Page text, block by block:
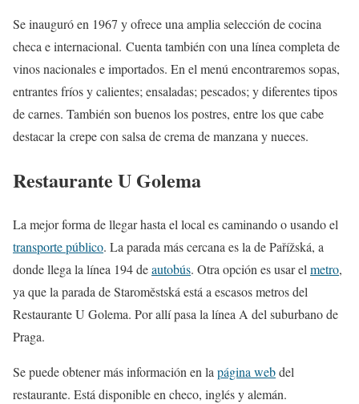
Se inauguró en 1967 y ofrece una amplia selección de cocina
checa e internacional. Cuenta también con una línea completa de
vinos nacionales e importados. En el menú encontraremos sopas,
entrantes fríos y calientes; ensaladas; pescados; y diferentes tipos
de carnes. También son buenos los postres, entre los que cabe
destacar la crepe con salsa de crema de manzana y nueces.
Restaurante U Golema
La mejor forma de llegar hasta el local es caminando o usando el
transporte público. La parada más cercana es la de Pařížská, a
donde llega la línea 194 deautobús. Otra opción es usar el metro,
ya que la parada de Staroměstská está a escasos metros del
Restaurante U Golema. Por allí pasa la línea A del suburbano de
Praga.
Se puede obtener más información en la página webdel
restaurante. Está disponible en checo, inglés y alemán.